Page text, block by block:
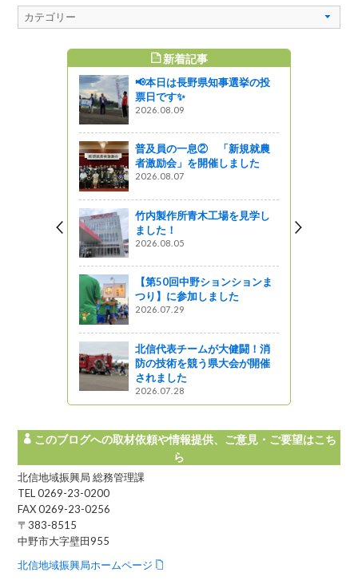
新着記事
📢本日は長野県知事選挙の投
票日です✨
2026.08.09
普及員の一息② 「新規就農
者激励会」を開催しました
2026.08.07
竹内製作所青木工場を見学し
ました！
2026.08.05
【第50回中野ションションま
つり】に参加しました
2026.07.29
北信代表チームが大健闘！消
防の技術を競う県大会が開催
されました
2026.07.28
このブログへの取材依頼や情報提供、ご意見・ご要望はこち
ら
北信地域振興局 総務管理課
TEL 0269-23-0200
FAX 0269-23-0256
〒383-8515
中野市大字壁田955
北信地域振興局ホームページ